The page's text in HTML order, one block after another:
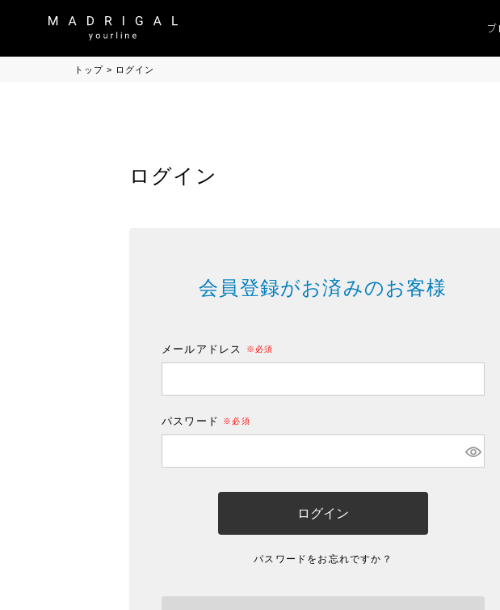
トップ ログイン
ログイン
会員登録がお済みのお客様
メールアドレス
(必須)
パスワード
(必須)
ログイン
パスワードをお忘れですか？